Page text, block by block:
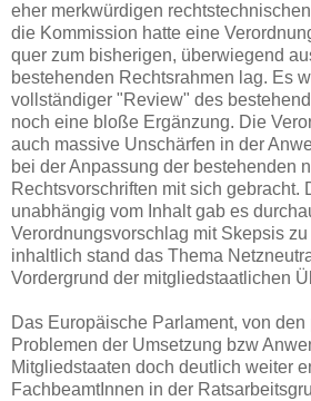
eher merkwürdigen
die Kommission hatte eine
quer zum bisherigen, überwiegend
bestehenden Rechtsrahmen lag. Es
vollständiger "Review" des
noch eine bloße Ergänzung. Die
auch massive Unschärfen in der
bei der Anpassung der bestehenden
Rechtsvorschriften mit sich gebracht.
unabhängig vom Inhalt gab es
Verordnungsvorschlag mit Skepsis
inhaltlich stand das Thema
Vordergrund der mitgliedstaatlichen
Das Europäische Parlament, von den
Problemen der Umsetzung bzw
Mitgliedstaaten doch deutlich weiter
FachbeamtInnen in der